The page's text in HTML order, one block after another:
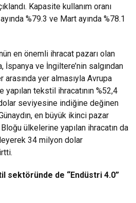
Kapasite kullanım oranı
%79.3 ve Mart ayında %78.1
en önemli ihracat pazarı olan
İspanya ve İngiltere’nin salgından
yer almasıyla Avrupa
tekstil ihracatının %52,4
seviyesine indiğine değinen
en büyük ikinci pazar
ülkelerine yapılan ihracatın da
34 milyon dolar
sektöründe de “Endüstri 4.0”